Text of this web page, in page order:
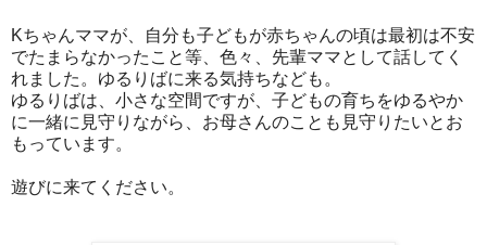
Kちゃんママが、自分も子どもが赤ちゃんの頃は最初は不安
でたまらなかったこと等、色々、先輩ママとして話してく
れました。ゆるりばに来る気持ちなども。
ゆるりばは、小さな空間ですが、子どもの育ちをゆるやか
に一緒に見守りながら、お母さんのことも見守りたいとお
もっています。
遊びに来てください。